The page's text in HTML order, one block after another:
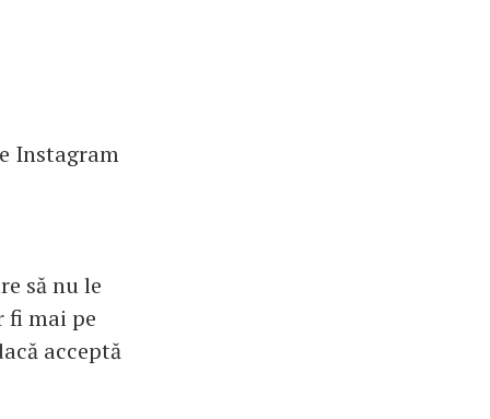
Instagram
să nu le
fi mai pe
acceptă